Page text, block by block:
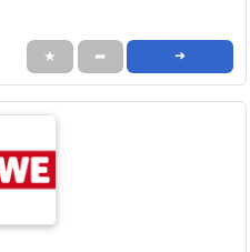
★ ➦ ➜